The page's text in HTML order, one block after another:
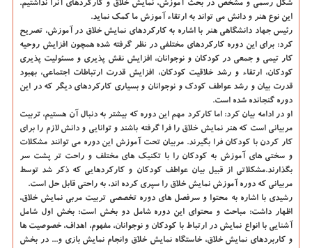
شكل رسمی و مشخص در بحث آموزش، نمایش خلاق و كاركردهای آنرا نداشتیم.
این نوع هنر و دانش می تواند به ارتقاء آموزش ما كمك نماید.
رئیس جهاد دانشگاهی هنر با اشاره به كاركردهای نمایش خلاق در آموزش، تصریح
كرد: برای این دوره كاركردهای مختلفی در نظر گرفته شده همچون افزایش روحیه
كار تیمی و جمعی در كودكان و نوجوانان، افزایش نقش پذیری و مسئولیت پذیری
كودكان، ارتقاء و رشد خلاقیت كودكان، افزایش قدرت ارتباطات اجتماعی، بهبود
قدرت بیان و رشد عواطف كودك و نوجوانان و بسیاری كاركردهای دیگر كه در این
دوره گنجانده شده است.
او در ادامه بیان كرد: اما كاركرد مهم این دوره كه بیشتر به دنبال آن هستیم، تربیت
مربیانی است كه هنر نمایش خلاق را فرا گرفته باشند و توانایی و دانش لازم را برای
كار كردن با كودكان فرا بگیرند. مربیان تحت آموزش این دوره می توانند مشكلات
و سختی های آموزش به كودكان را با تكنیك های مختلف و راحت تر پشت سر
بگذارند.مشكلاتی از قبیل بیان عواطف كودكان و كاركردهایی كه ذكر شد توسط
مربیانی كه دوره آموزش نمایش خلاق را سپری كرده اند، به راحتی قابل حل است.
رشیدی با اشاره به محتوا و سرفصل های دوره تخصصی تربیت مربی نمایش خلاق،
اظهار داشت: مباحث و محتوای این دوره شامل دو بخش است: بخش اول شامل
آشنایی با انواع نمایش در ارتباط با كودكان و نوجوانان، مفهوم، اهداف، خصوصیت ها
و كاربردهای نمایش خلاق، خاستگاه نمایش خلاق وانجام نمایش بازی و... در بخش